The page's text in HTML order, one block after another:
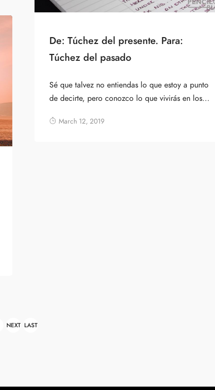
De: Túchez del presente. Para:
Túchez del pasado
Sé que talvez no entiendas lo que estoy a punto
de decirte, pero conozco lo que vivirás en los...
March 12, 2019
NEXT LAST